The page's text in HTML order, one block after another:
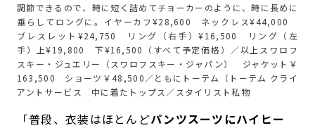
調節できるので、時に短く詰めてチョーカーのように、時に長めに
垂らしてロングに。イヤーカフ¥28,600 ネックレス¥44,000
ブレスレット¥24,750 リング（右手）¥16,500 リング（左
手）上¥19,800 下¥16,500（すべて予定価格）／以上スワロフ
スキー・ジュエリー（スワロフスキー・ジャパン） ジャケット￥
163,500 ショーツ￥48,500／ともにトーテム（トーテム クライ
アントサービス 中に着たトップス／スタイリスト私物
「普段、衣装はほとんどパンツスーツにハイヒー